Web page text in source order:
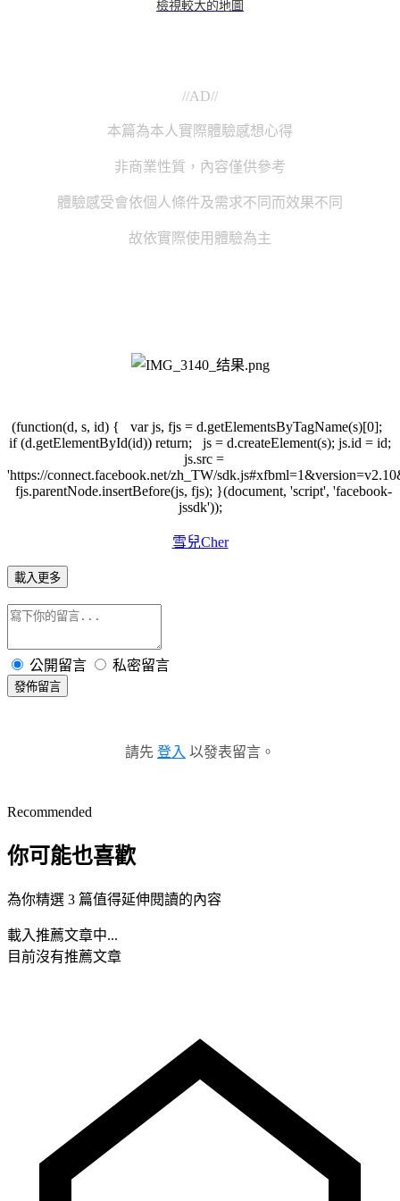
檢視較大的地圖
//AD//
本篇為本人實際體驗感想心得
非商業性質，內容僅供參考
體驗感受會依個人條件及需求不同而效果不同
故依實際使用體驗為主
(function(d, s, id) { var js, fjs = d.getElementsByTagName(s)[0];
if (d.getElementById(id)) return; js = d.createElement(s); js.id = id;
js.src =
'https://connect.facebook.net/zh_TW/
fjs.parentNode.insertBefore(js, fjs); }(document, 'script', 'facebook-
jssdk'));
雪兒Cher
載入更多
公開留言 私密留言
發佈留言
請先 登入 以發表留言。
Recommended
你可能也喜歡
為你精選 3 篇值得延伸閱讀的內容
載入推薦文章中...
目前沒有推薦文章